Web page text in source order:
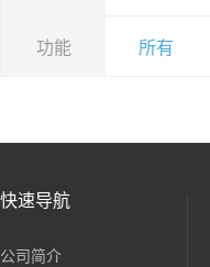
功能 所有
快速导航
公司简介